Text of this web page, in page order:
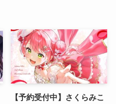
【予約受付中】さくらみこ